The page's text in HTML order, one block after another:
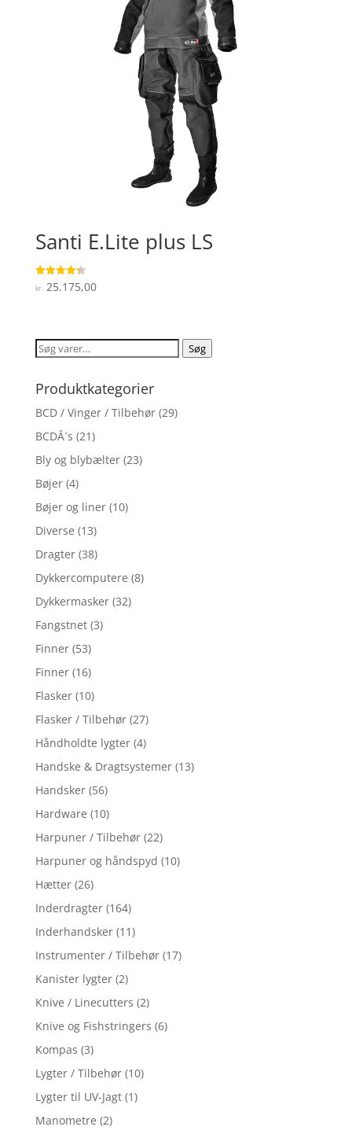
Santi E.Lite plus LS
Vurderet
4.3
kr.25.175,00
Søg
Søg
Produktkategorier
BCD / Vinger / Tilbehør (29)
BCDÂ´s (21)
Bly og blybælter (23)
Bøjer (4)
Bøjer og liner (10)
Diverse (13)
Dragter (38)
Dykkercomputere (8)
Dykkermasker (32)
Fangstnet (3)
Finner (53)
Finner (16)
Flasker (10)
Flasker / Tilbehør (27)
Håndholdte lygter (4)
Handske & Dragtsystemer (13)
Handsker (56)
Hardware (10)
Harpuner / Tilbehør (22)
Harpuner og håndspyd (10)
Hætter (26)
Inderdragter (164)
Inderhandsker (11)
Instrumenter / Tilbehør (17)
Kanister lygter (2)
Knive / Linecutters (2)
Knive og Fishstringers (6)
Kompas (3)
Lygter / Tilbehør (10)
Lygter til UV-Jagt (1)
Manometre (2)